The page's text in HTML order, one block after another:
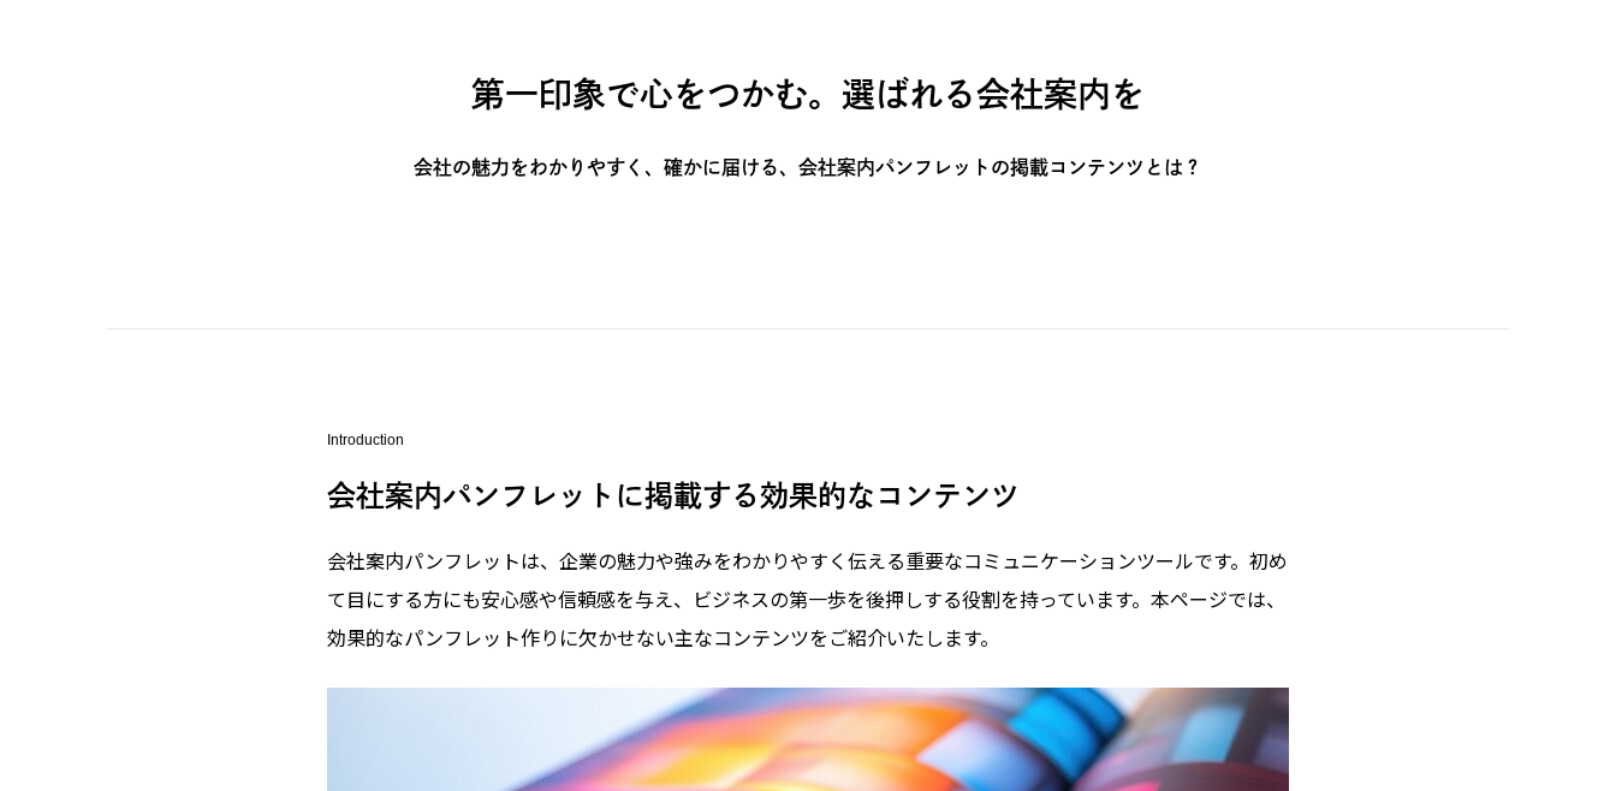
第一印象で心をつかむ。選ばれる会社案内を
会社の魅力をわかりやすく、確かに届ける、会社案内パンフレットの掲載コンテンツとは？
Introduction
会社案内パンフレットに掲載する効果的なコンテンツ
会社案内パンフレットは、企業の魅力や強みをわかりやすく伝える重要なコミュニケーションツールです。初め
て目にする方にも安心感や信頼感を与え、ビジネスの第一歩を後押しする役割を持っています。本ページでは、
効果的なパンフレット作りに欠かせない主なコンテンツをご紹介いたします。